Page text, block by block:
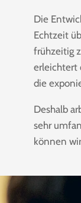
Die
Echtzeit
frühzeitig
erleichtert
die
Deshalb
sehr
können